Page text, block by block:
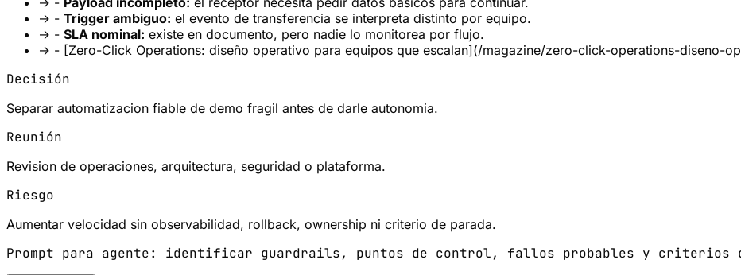
→ - Trigger ambiguo: el evento de transferencia se interpreta distinto por equipo.
→ - SLA nominal: existe en documento, pero nadie lo monitorea por flujo.
→ - [Zero-Click Operations: diseño operativo para equipos que escalan](/magazine/zero-click-operations-diseno-
Decisión
Separar automatizacion fiable de demo fragil antes de darle autonomia.
Reunión
Revision de operaciones, arquitectura, seguridad o plataforma.
Riesgo
Aumentar velocidad sin observabilidad, rollback, ownership ni criterio de parada.
Prompt para agente: identificar guardrails, puntos de control, fallos probables y criterios